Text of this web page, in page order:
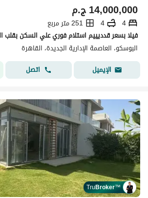
ج.م14,000,000
4
4
251 متر مربع
البوسكو، العاصمة الإدارية الجديدة، القاهرة
الإيميل
اتصل
TruBroker™